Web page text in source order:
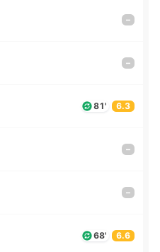
–
–
81' 6.3
–
–
68' 6.6